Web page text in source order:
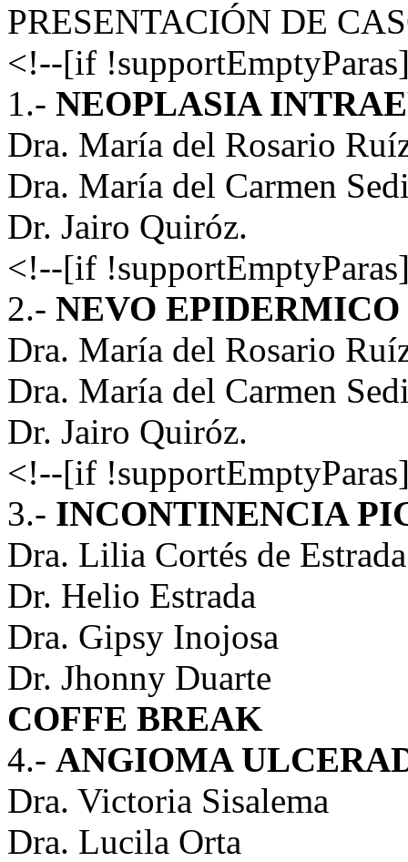
PRESENTACIÓN DE
<!--[if
1.- NEOPLASIA
Dra. María del Rosario
Dra. María del Carmen
Dr. Jairo Quiróz.
<!--[if
2.- NEVO
Dra. María del Rosario
Dra. María del Carmen
Dr. Jairo Quiróz.
<!--[if
3.- INCONTINENCIA
Dra. Lilia Cortés de Estrada
Dr. Helio Estrada
Dra. Gipsy Inojosa
Dr. Jhonny Duarte
COFFE BREAK
4.- ANGIOMA
Dra. Victoria Sisalema
Dra. Lucila Orta